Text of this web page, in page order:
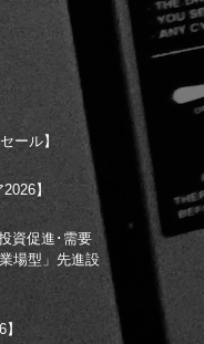
ール】
】
資促進･需要
場型」先進設